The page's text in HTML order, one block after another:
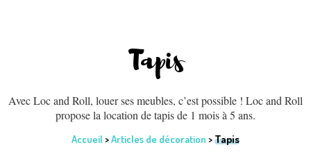
Tapis
Avec Loc and Roll, louer ses meubles, c’est possible ! Loc and Roll
propose la location de tapis de 1 mois à 5 ans.
Accueil >Articles de décoration >Tapis